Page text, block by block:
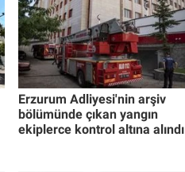
Erzurum Adliyesi'nin arşiv
bölümünde çıkan yangın
ekiplerce kontrol altına alındı